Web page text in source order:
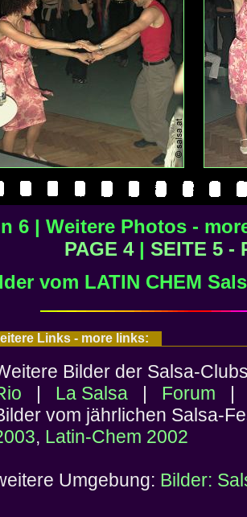
6 | Weitere Photos -
PAGE 4| SEITE 5 -
vom LATIN CHEM
Links - more links:
Bilder der Salsa-
| La Salsa | Forum
vom jährlichen Salsa-
, Latin-Chem 2002
Umgebung: Bilder: